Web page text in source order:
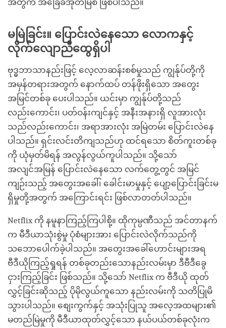
အတွက် အခြေခံအုတ်မြစ် ဖြစ်ပါသည်။
မမြဲခြင်း။ ပြောင်းလဲနေသော လောကနှင့်
လိုက်လျောညီထွေရှိပါ
ဗုဒ္ဓဘာသာနည်းဖြင့် လေ့လာဆန်းစစ်မှုသည် ကျွန်ုပ်တို့ကို
အမှန်တရားအတွက် နောက်ထပ် တန်ဖိုးရှိသော အတွေး
အမြင်တစ်ခု ပေးပါသည်။ ယင်းမှာ ကျွန်ုပ်တို့သည်
လည်းကောင်း၊ ပတ်ဝန်းကျင်နှင့် အနီးအနားရှိ လူအားလုံး
သည်လည်းကောင်း၊ အရာအားလုံး အမြဲတမ်း ပြောင်းလဲနေ
ပါသည်။ ရှင်းလင်းတိကျသည်ဟု ထင်ရသော စိတ်ကူးတစ်ခု
ကို ယုံမှတ်မိရန် အလွန်လွယ်ကူပါသည်။ သို့သော်
အလျင်အမြန် ပြောင်းလဲနေသော လက်တွေ့တွင် အမြင်
ကျဉ်းသည့် အတွေးအခေါ်၊ ခေါင်းမာမှုနှင့် ပျော့ပြောင်းခြင်းမ
ရှိမှုတို့အတွက် အကြောင်းရင်း ဖြစ်လာတတ်ပါသည်။
Netflix ကို နမူနာကြည့်ကြပါစို့။ ထိုကုမ္ပဏီသည် အင်တာနက်
က မီဒီယာသုံးစွဲမှု ပုံစံများအား ပြောင်းလဲလိုက်သည်ကို
သဘောပေါက်ခဲ့ပါသည်။ အတွေးအခေါ်ဟောင်းများအရ
ဗီဒီယိုကြည့်ရှုရန် တစ်ခုတည်းသောနည်းလမ်းမှာ ဒီဗီဒီခွေ
ငှားကြည့်ခြင်း ဖြစ်သည်။ သို့သော် Netflix က ဗီဒီယို ထုတ်
လွှင့်ခြင်းဆိုသည့် ပိုမိုလွယ်ကူသော နည်းလမ်းကို သတိပြုမိ
သွားပါသည်။ စျေးကွက်နှင့် အသုံးပြုသူ အလေ့အထများ၏
မတည်မြဲမှုကို မီဒီယာထုတ်လွှင့်သော နယ်ပယ်တစ်ခုလုံးက